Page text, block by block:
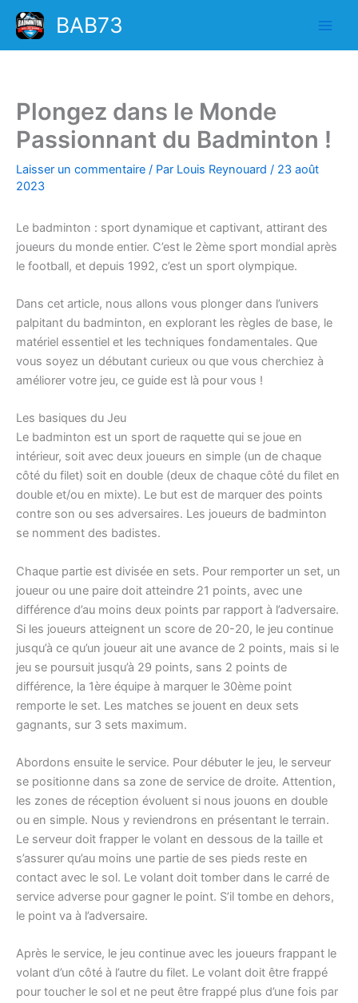
Aller
contenu
BAB73
Plongez dans le Monde
Passionnant du Badminton !
Laisser un commentaire / Par Louis Reynouard / 23 août
2023
Le badminton : sport dynamique et captivant, attirant des
joueurs du monde entier. C’est le 2ème sport mondial après
le football, et depuis 1992, c’est un sport olympique.
Dans cet article, nous allons vous plonger dans l’univers
palpitant du badminton, en explorant les règles de base, le
matériel essentiel et les techniques fondamentales. Que
vous soyez un débutant curieux ou que vous cherchiez à
améliorer votre jeu, ce guide est là pour vous !
Les basiques du Jeu
Le badminton est un sport de raquette qui se joue en
intérieur, soit avec deux joueurs en simple (un de chaque
côté du filet) soit en double (deux de chaque côté du filet en
double et/ou en mixte). Le but est de marquer des points
contre son ou ses adversaires. Les joueurs de badminton
se nomment des badistes.
Chaque partie est divisée en sets. Pour remporter un set, un
joueur ou une paire doit atteindre 21 points, avec une
différence d’au moins deux points par rapport à l’adversaire.
Si les joueurs atteignent un score de 20-20, le jeu continue
jusqu’à ce qu’un joueur ait une avance de 2 points, mais si le
jeu se poursuit jusqu’à 29 points, sans 2 points de
différence, la 1ère équipe à marquer le 30ème point
remporte le set. Les matches se jouent en deux sets
gagnants, sur 3 sets maximum.
Abordons ensuite le service. Pour débuter le jeu, le serveur
se positionne dans sa zone de service de droite. Attention,
les zones de réception évoluent si nous jouons en double
ou en simple. Nous y reviendrons en présentant le terrain.
Le serveur doit frapper le volant en dessous de la taille et
s’assurer qu’au moins une partie de ses pieds reste en
contact avec le sol. Le volant doit tomber dans le carré de
service adverse pour gagner le point. S’il tombe en dehors,
le point va à l’adversaire.
Après le service, le jeu continue avec les joueurs frappant le
volant d’un côté à l’autre du filet. Le volant doit être frappé
pour toucher le sol et ne peut être frappé plus d’une fois par